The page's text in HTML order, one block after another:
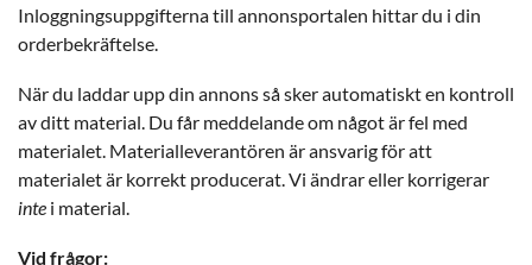
Inloggningsuppgifterna till annonsportalen hittar du i din
orderbekräftelse.
När du laddar upp din annons så sker automatiskt en kontroll
av ditt material. Du får meddelande om något är fel med
materialet. Materialleverantören är ansvarig för att
materialet är korrekt producerat. Vi ändrar eller korrigerar
inte i material.
Vid frågor: